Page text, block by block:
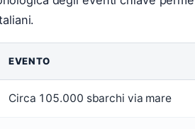
EVENTO
Circa 105.000 sbarchi via mare